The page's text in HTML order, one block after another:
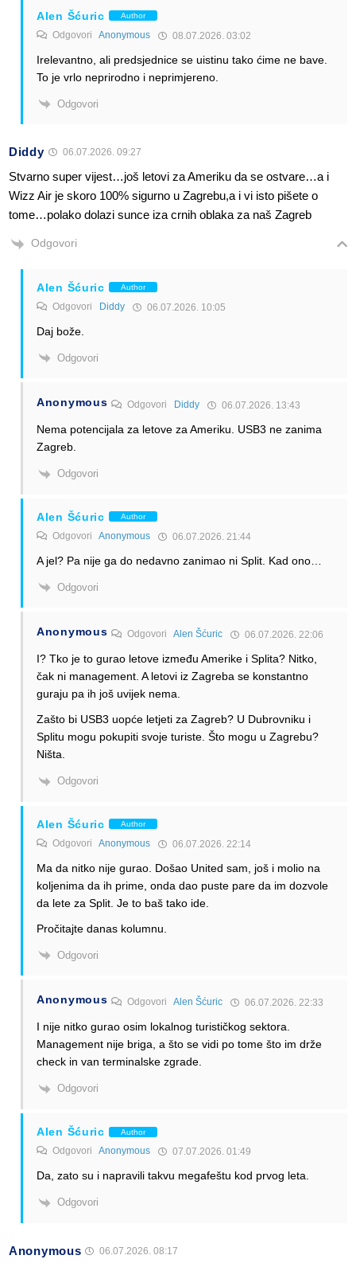
Alen Šćuric Author
Odgovori Anonymous 08.07.2026. 03:02
Irelevantno, ali predsjednice se uistinu tako ćime ne bave.
To je vrlo neprirodno i neprimjereno.
Odgovori
Diddy 06.07.2026. 09:27
Stvarno super vijest…još letovi za Ameriku da se ostvare…a i
Wizz Air je skoro 100% sigurno u Zagrebu,a i vi isto pišete o
tome…polako dolazi sunce iza crnih oblaka za naš Zagreb
Odgovori
Alen Šćuric Author
Odgovori Diddy 06.07.2026. 10:05
Daj bože.
Odgovori
Anonymous Odgovori Diddy 06.07.2026. 13:43
Nema potencijala za letove za Ameriku. USB3 ne zanima
Zagreb.
Odgovori
Alen Šćuric Author
Odgovori Anonymous 06.07.2026. 21:44
A jel? Pa nije ga do nedavno zanimao ni Split. Kad ono…
Odgovori
Anonymous OdgovoriAlen Šćuric 06.07.2026. 22:06
I? Tko je to gurao letove između Amerike i Splita? Nitko,
čak ni management. A letovi iz Zagreba se konstantno
guraju pa ih još uvijek nema.
Zašto bi USB3 uopće letjeti za Zagreb? U Dubrovniku i
Splitu mogu pokupiti svoje turiste. Što mogu u Zagrebu?
Ništa.
Odgovori
Alen Šćuric Author
Odgovori Anonymous 06.07.2026. 22:14
Ma da nitko nije gurao. Došao United sam, još i molio na
koljenima da ih prime, onda dao puste pare da im dozvole
da lete za Split. Je to baš tako ide.
Pročitajte danas kolumnu.
Odgovori
Anonymous OdgovoriAlen Šćuric 06.07.2026. 22:33
I nije nitko gurao osim lokalnog turističkog sektora.
Management nije briga, a što se vidi po tome što im drže
check in van terminalske zgrade.
Odgovori
Alen Šćuric Author
Odgovori Anonymous 07.07.2026. 01:49
Da, zato su i napravili takvu megafeštu kod prvog leta.
Odgovori
Anonymous 06.07.2026. 08:17